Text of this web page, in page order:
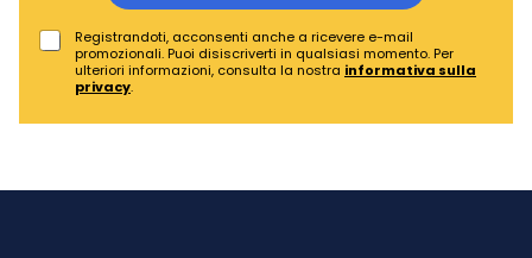
Registrandoti, acconsenti anche a ricevere e-mail
promozionali. Puoi disiscriverti in qualsiasi momento. Per
ulteriori informazioni, consulta la nostra informativa sulla
privacy.